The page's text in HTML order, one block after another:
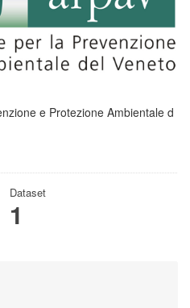
e Protezione Ambientale d
Dataset
1